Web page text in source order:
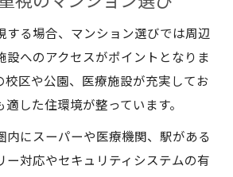
する場合、マンション選びでは周辺
設へのアクセスがポイントとなりま
校区や公園、医療施設が充実してお
した住環境が整っています。
内にスーパーや医療機関、駅がある
ー対応やセキュリティシステムの有